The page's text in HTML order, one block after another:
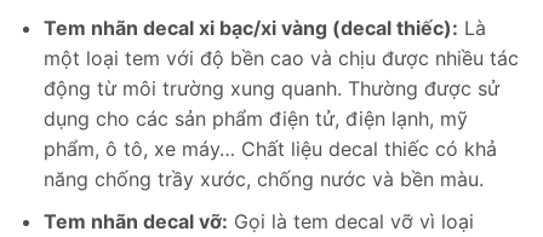
Tem nhãn decal xi bạc/xi vàng (decal thiếc): Là
một loại tem với độ bền cao và chịu được nhiều tác
động từ môi trường xung quanh. Thường được sử
dụng cho các sản phẩm điện tử, điện lạnh, mỹ
phẩm, ô tô, xe máy… Chất liệu decal thiếc có khả
năng chống trầy xước, chống nước và bền màu.
Tem nhãn decal vỡ: Gọi là tem decal vỡ vì loại